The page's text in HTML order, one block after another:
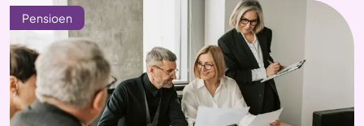
Pensioen